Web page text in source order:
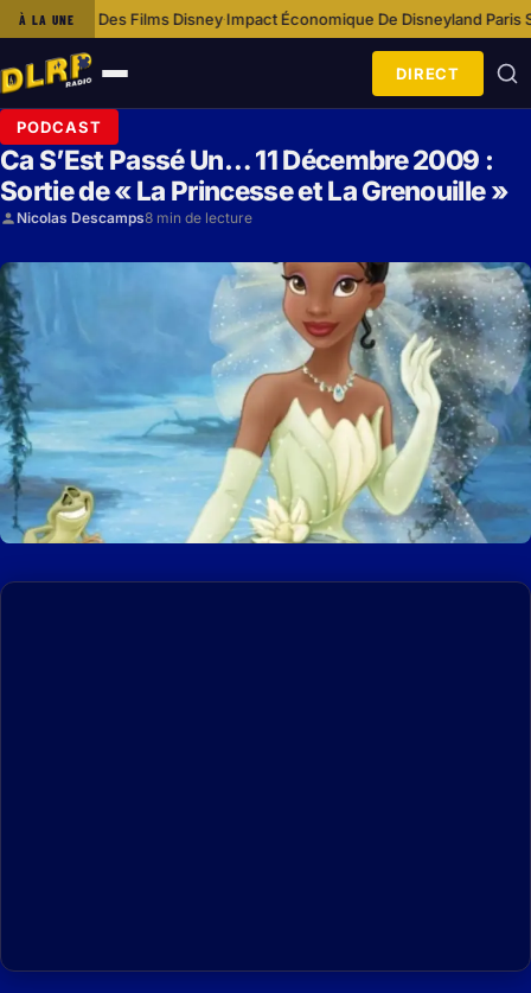
À LA UNE
Économique De Disneyland Paris Sur La Communauté Locale·
Ouvrir
le
menu
DIRECT
PODCAST
Ca S’Est Passé Un… 11 Décembre 2009 :
Sortie de « La Princesse et La Grenouille »
Nicolas Descamps8 min de lecture